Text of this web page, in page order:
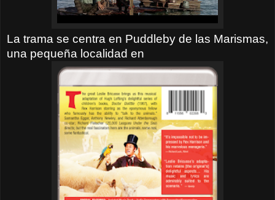
La trama se centra en Puddleby de las Marismas,
una pequeña localidad en